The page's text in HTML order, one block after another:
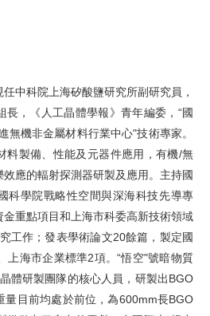
中科院上海矽酸鹽研究所副研究員，
長，《人工晶體學報》青年編委，“國
無機非金屬材料行業中心"技術專家。
料製備、性能及元器件應用，有機/無
應的輻射探測器研製及應用。主持國
科學院戰略性空間與深海科技先導專
重點項目和上海市科委高新技術領域
工作；發表學術論文20餘篇，製定國
上海市企業標準2項。“悟空"號暗物質
體研製團隊的核心人員，研製出BGO
量目前均處於前位，為600mm長BGO